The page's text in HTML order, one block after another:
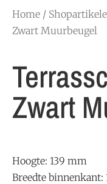
Home /
Zwart Muurbeugel
Zwart
Hoogte: 139 mm
Breedte binnenkant: